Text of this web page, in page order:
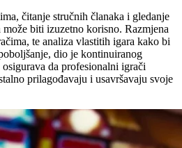
čitanje stručnih članaka i gledanje
biti izuzetno korisno. Razmjena
te analiza vlastitih igara kako bi
dio je kontinuiranog
da profesionalni igrači
prilagođavaju i usavršavaju svoje